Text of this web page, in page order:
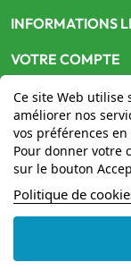
INFORMATIONS
VOTRE COMPTE
Ce site Web utilise
améliorer nos
vos préférences
Pour donner votre
sur le bouton
Politique de
par le Ministère
médicaments.